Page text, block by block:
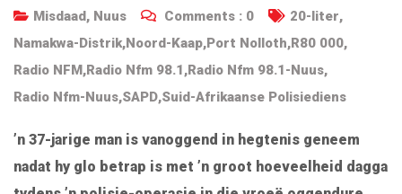
Misdaad , Nuus Comments : 0 20-liter,
Namakwa-Distrik,Noord-Kaap,Port Nolloth,R80 000,
Radio NFM ,Radio Nfm 98.1 ,Radio Nfm 98.1-Nuus,
Radio Nfm-Nuus,SAPD,Suid-Afrikaanse Polisiediens
’n 37-jarige man is vanoggend in hegtenis geneem
nadat hy glo betrap is met ’n groot hoeveelheid dagga